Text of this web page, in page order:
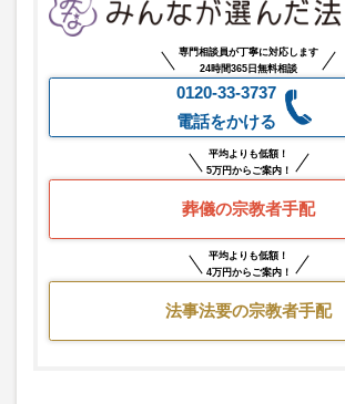
専門相談員が丁寧に対応します
24時間365日無料相談
0120-33-3737
電話をかける
平均よりも低額！
5万円からご案内！
葬儀の宗教者手配
平均よりも低額！
4万円からご案内！
法事法要の宗教者手配